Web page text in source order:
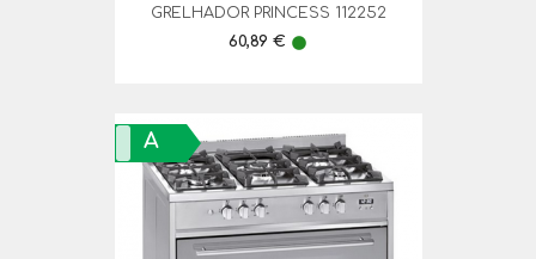
GRELHADOR PRINCESS 112252
Preço
60,89 € lens
A